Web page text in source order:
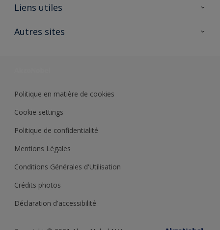
A propos de Sikkens
Liens utiles
Ouvrir un magasin PASS
Autres sites
Politique en matière de cookies
Cookie settings
Politique de confidentialité
Mentions Légales
Conditions Générales d'Utilisation
Crédits photos
Déclaration d'accessibilité